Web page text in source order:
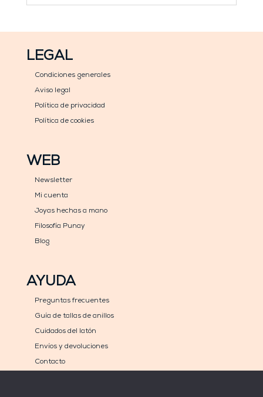
LEGAL
Condiciones generales
Aviso legal
Política de privacidad
Política de cookies
WEB
Newsletter
Mi cuenta
Joyas hechas a mano
Filosofía Punay
Blog
AYUDA
Preguntas frecuentes
Guía de tallas de anillos
Cuidados del latón
Envíos y devoluciones
Contacto